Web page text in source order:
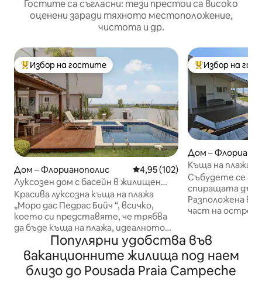
Гостите са съгласни: тези престои са високо
оценени заради тяхното местоположение,
чистота и др.
Най-популярен избор на гостите
Избор на гостите
Дом – Флорианополис Средна оценка: 4,95 от 5,
4,95 (102)
Луксозен дом с басейн в жилищен
блок на брега на океана!
Красива луксозна къща на плажа
„Моро дас Педрас Бийч “, всичко,
което си представяте, че трябва
да бъде къща на плажа, идеалното
място за семейната ви почивка. На
стъпки от пясъка и океана.
Всекидневната, помещението за
барбекю и басейнът имат
Най-популярен
Избор на
Дом –
Къща на плажа
Събудете се от
спиращата дъха
Разположена в
част на
морето
изживяване.
кристално
Кампече или се
на вълните,
Популярни удобства във
ваканционните жилища под наем
близо до Pousada Praia Campeche